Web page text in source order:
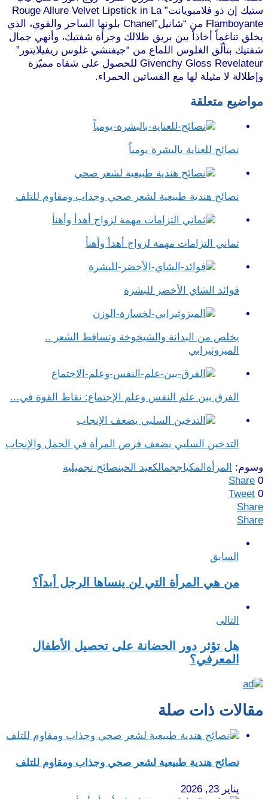
ستيك إن ذو فلامبويانت” Rouge Allure Velvet Lipstick in La
Flamboyante من “شانيل”Chanel بلونها الساحر والقوي، الذي
يخلق تناغماً أخاذاً بين بريق ظلالك وجرأة شفتيك، وأنهي جمال
شفتيك بتألّق الغلوس اللماع من “جيفنشي غلوس ريفيلايتور”
Givenchy Gloss Revelateur للحصول على شفاه مميّزة
وإطلالة لا مثيلة لها مع الفساتين الحمراء.
مواضيع متعلقة
نصائح للعناية بالبشرة يومياً
نصائح هندية طبيعية لشعر صحي وجذاب ومقاوم للتلف
ثماني التزامات مهمة لزواج أهدأ وأهنأ
فوائد الشاي الأخضر للبشرة
يخلص من البدانة والشيخوخة وتساقط الشعر ..
الميزوثيرابي
الفرق بين علم النفس وعلم الإجتماع​: نقاط القوة في…
التدخين السلبي يضعف فرص المرأة في الحمل والإنجاب
وسوم: المرأة المكياججمالكعيد الحبنصائح تجميلية
Share 0
Tweet 0
Share
Share
السابق
من هي المرأة التي لن ينساها الرجل أبداً؟
التالى
هل تؤثر دور الحضانة على تحصيل الأطفال
المعرفي؟
مقالات ذات صلة
نصائح هندية طبيعية لشعر صحي وجذاب ومقاوم للتلف
يناير 23, 2026